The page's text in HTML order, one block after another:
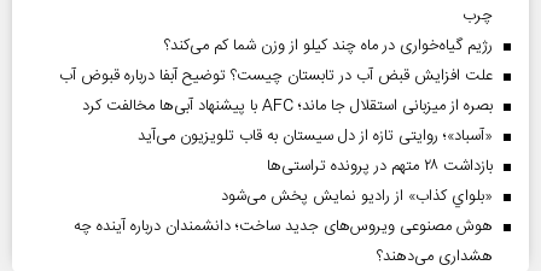
چرب
رژیم گیاه‌خواری در ماه چند کیلو از وزن شما کم می‌کند؟
علت افزایش قبض آب در تابستان چیست؟ توضیح آبفا درباره قبوض آب
بصره از میزبانی استقلال جا ماند؛ AFC با پیشنهاد آبی‌ها مخالفت کرد
«آسباد»؛ روایتی تازه از دل سیستان به قاب تلویزیون می‌آید
بازداشت ۲۸ متهم در پرونده تراستی‌ها
«بلواي کذاب» از رادیو نمایش پخش می‌شود
هوش مصنوعی ویروس‌های جدید ساخت؛ دانشمندان درباره آینده چه
هشداری می‌دهند؟